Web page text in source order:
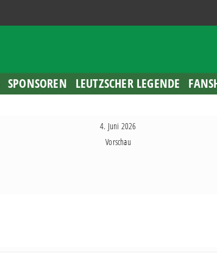
SPONSOREN LEUTZSCHER LEGENDE
4. Juni 2026
Vorschau